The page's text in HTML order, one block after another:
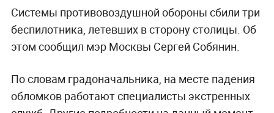
Системы противовоздушной обороны сбили три
беспилотника, летевших в сторону столицы. Об
этом сообщил мэр Москвы Сергей Собянин.
По словам градоначальника, на месте падения
обломков работают специалисты экстренных